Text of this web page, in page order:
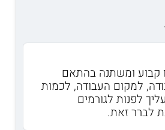
קבוע ומשתנה בהתאם
למקום העבודה, לכמות
לפנות לגורמים
לברר זאת.